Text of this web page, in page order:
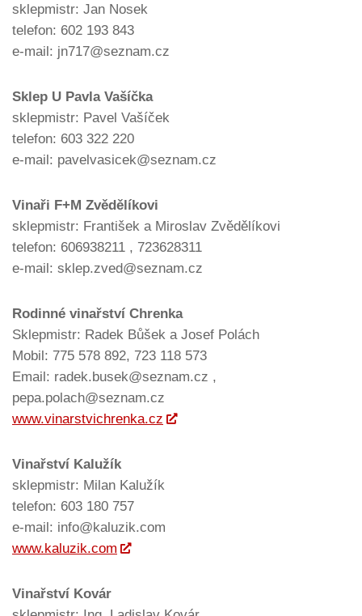
sklepmistr: Jan Nosek
telefon: 602 193 843
e-mail: jn717@seznam.cz
Sklep U Pavla Vašíčka
sklepmistr: Pavel Vašíček
telefon: 603 322 220
e-mail: pavelvasicek@seznam.cz
Vinaři F+M Zvědělíkovi
sklepmistr: František a Miroslav Zvědělíkovi
telefon: 606938211 , 723628311
e-mail: sklep.zved@seznam.cz
Rodinné vinařství Chrenka
Sklepmistr: Radek Bůšek a Josef Polách
Mobil: 775 578 892, 723 118 573
Email: radek.busek@seznam.cz ,
pepa.polach@seznam.cz
www.vinarstvichrenka.cz
Vinařství Kalužík
sklepmistr: Milan Kalužík
telefon: 603 180 757
e-mail: info@kaluzik.com
www.kaluzik.com
Vinařství Kovár